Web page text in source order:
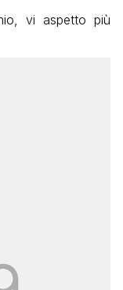
vi aspetto più